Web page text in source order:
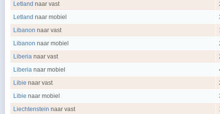
Letland naar vast
Letland naar mobiel
Libanon naar vast
Libanon naar mobiel
Liberia naar vast
Liberia naar mobiel
Libie naar vast
Libie naar mobiel
Liechtenstein naar vast